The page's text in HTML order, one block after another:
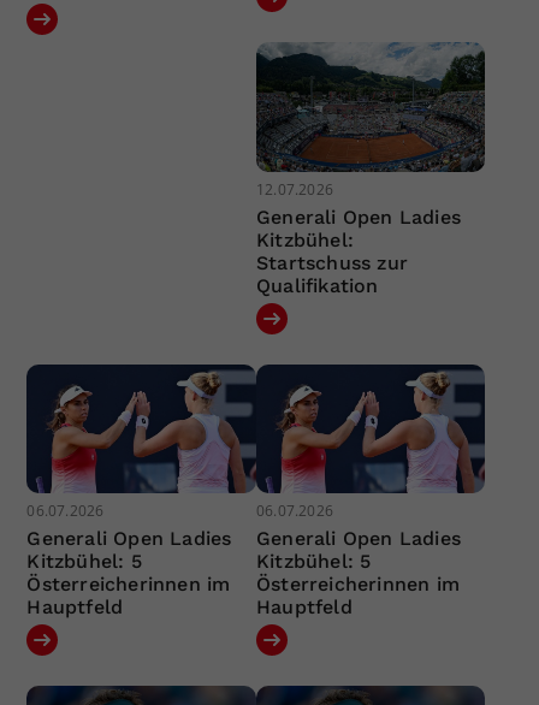
12.07.2026
Generali Open Ladies
Kitzbühel:
Startschuss zur
Qualifikation
06.07.2026
Generali Open Ladies
Kitzbühel: 5
Österreicherinnen im
Hauptfeld
06.07.2026
Generali Open Ladies
Kitzbühel: 5
Österreicherinnen im
Hauptfeld